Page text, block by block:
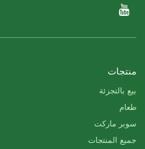
منتجات
بيع بالتجزئة
طعام
سوبر ماركت
جميع المنتجات